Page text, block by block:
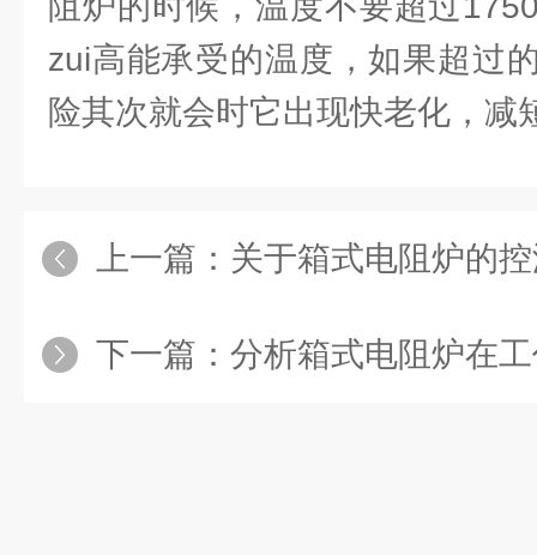
zui高能承受的温度，如果超过
险其次就会时它出现快老化，减
上一篇： 关于箱式电阻炉的
下一篇： 分析箱式电阻炉在